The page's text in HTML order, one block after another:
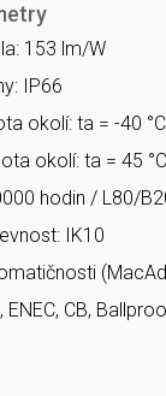
153 lm/W
IP66
okolí: ta = -40 °C
okolí: ta = 45 °C
hodin / L80/
IK10
CB,